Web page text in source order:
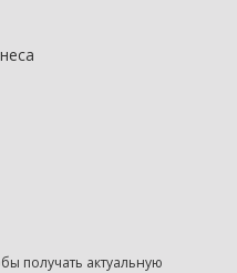
получать актуальную